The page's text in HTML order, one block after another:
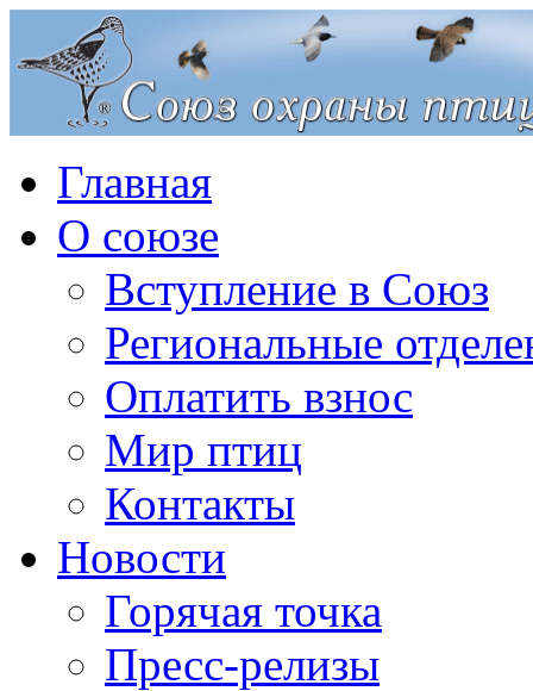
Главная
О союзе
Вступление в Союз
Региональные
Оплатить взнос
Мир птиц
Контакты
Новости
Горячая точка
Пресс-релизы